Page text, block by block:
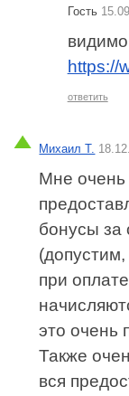
Гость
видимо
https://
ответить
Михаил Т.
Мне очень
бонусы
при
это очень
Также
вся